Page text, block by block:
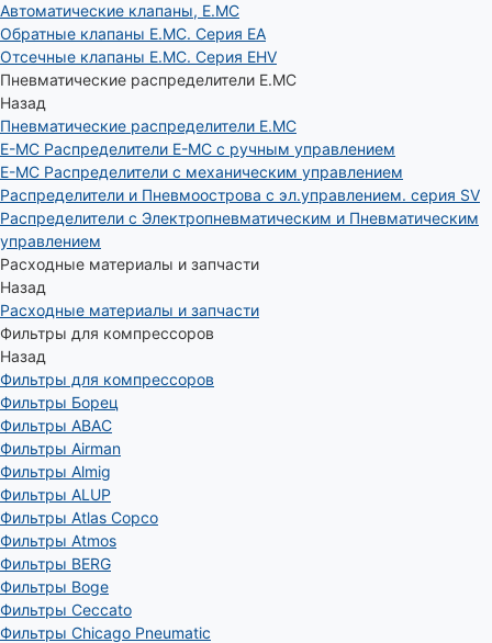
Автоматические клапаны, Е.МС
Обратные клапаны E.MC. Серия EA
Отсечные клапаны E.MC. Серия EHV
Пневматические распределители E.MC
Назад
Пневматические распределители E.MC
E-MC Распределители E-MC с ручным управлением
E-MC Распределители с механическим управлением
Распределители и Пневмоострова с эл.управлением. серия SV
Распределители с Электропневматическим и Пневматическим
управлением
Расходные материалы и запчасти
Назад
Расходные материалы и запчасти
Фильтры для компрессоров
Назад
Фильтры для компрессоров
Фильтры Борец
Фильтры ABAC
Фильтры Airman
Фильтры Almig
Фильтры ALUP
Фильтры Atlas Copco
Фильтры Atmos
Фильтры BERG
Фильтры Boge
Фильтры Ceccato
Фильтры Chicago Pneumatic